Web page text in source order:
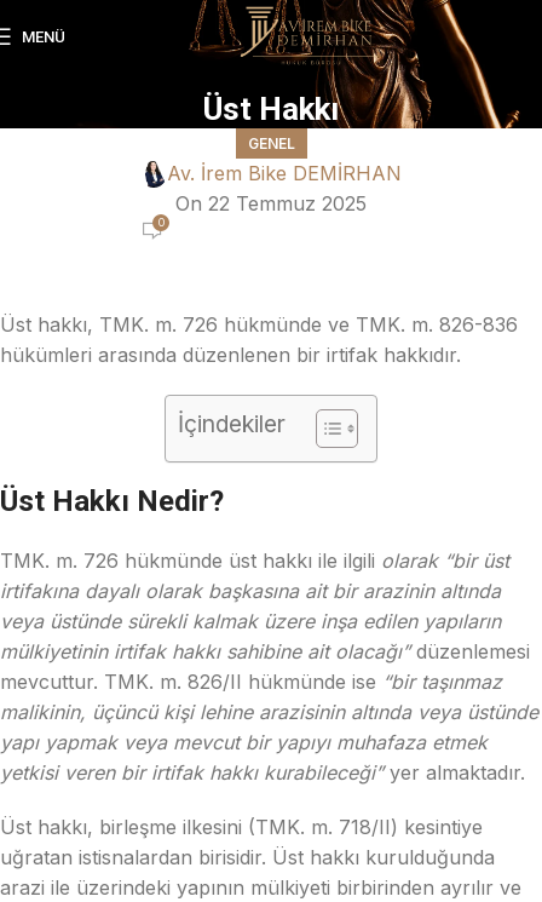
MENÜ
Üst Hakkı
GENEL
Av. İrem Bike DEMİRHAN
On 22 Temmuz 2025
0
Üst hakkı, TMK. m. 726 hükmünde ve TMK. m. 826-836
hükümleri arasında düzenlenen bir irtifak hakkıdır.
İçindekiler
Üst Hakkı Nedir?
TMK. m. 726 hükmünde üst hakkı ile ilgili olarak “bir üst
irtifakına dayalı olarak başkasına ait bir arazinin altında
veya üstünde sürekli kalmak üzere inşa edilen yapıların
mülkiyetinin irtifak hakkı sahibine ait olacağı”düzenlemesi
mevcuttur. TMK. m. 826/II hükmünde ise “bir taşınmaz
malikinin, üçüncü kişi lehine arazisinin altında veya üstünde
yapı yapmak veya mevcut bir yapıyı muhafaza etmek
yetkisi veren bir irtifak hakkı kurabileceği”yer almaktadır.
Üst hakkı, birleşme ilkesini (TMK. m. 718/II) kesintiye
uğratan istisnalardan birisidir. Üst hakkı kurulduğunda
arazi ile üzerindeki yapının mülkiyeti birbirinden ayrılır ve